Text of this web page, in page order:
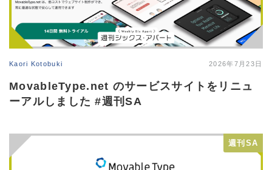
Kaori Kotobuki 2026年7月23日
MovableType​.net のサービスサイトをリニュ
ーアルしました #週刊SA
週刊SA